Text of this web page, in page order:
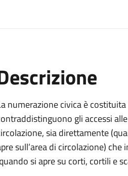
numerazione civica è
gli accessi
sia direttamente
sull’area di circolazione)
si apre su corti, cortili e